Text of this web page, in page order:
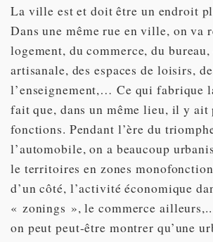
La ville est et doit être un endroit
Dans une même rue en ville, on va
logement, du commerce, du
artisanale, des espaces de loisirs, de
l’enseignement,… Ce qui fabrique
fait que, dans un même lieu, il y ait
fonctions. Pendant l’ère du
l’automobile, on a beaucoup
le territoires en zones
d’un côté, l’activité économique
« zonings », le commerce
on peut peut-être montrer qu’une